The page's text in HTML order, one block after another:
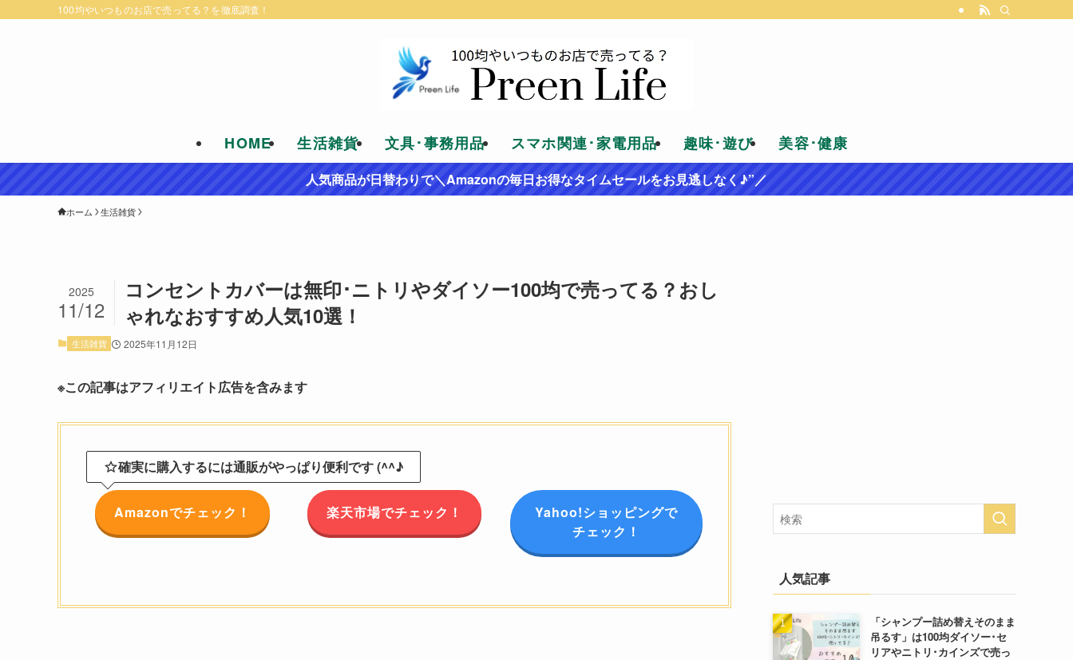
100均やいつものお店で売ってる？を徹底調査！
HOME 生活雑貨 文具･事務用品 スマホ関連･家電用品 趣味･遊び 美容･健康
人気商品が日替わりで＼Amazonの毎日お得なタイムセールをお見逃しなく♪”／
ホーム 生活雑貨
コンセントカバーは無印･ニトリやダイソー100均で売ってる？おし
ゃれなおすすめ人気10選！
2025
11/12
生活雑貨 2025年11月12日
※この記事はアフィリエイト広告を含みます
確実に購入するには通販がやっぱり便利です (^^♪
Amazonでチェック！ 楽天市場でチェック！
Yahoo!ショッピングで
チェック！
人気記事
「シャンプー詰め替えそのまま
吊るす」は100均ダイソー･セ
リアやニトリ･カインズで売っ